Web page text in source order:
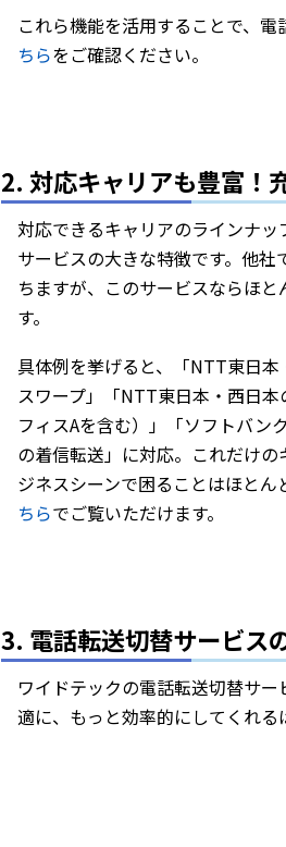
これら機能を活用することで、
ちらをご確認ください。
2. 対応キャリアも豊富！
対応できるキャリアのラインナ
サービスの大きな特徴です。他
ちますが、このサービスならほ
す。
具体例を挙げると、「NTT東日
スワープ」「NTT東日本・西日
フィスAを含む）」「ソフトバン
の着信転送」に対応。これだけ
ジネスシーンで困ることはほとん
ちらでご覧いただけます。
3. 電話転送切替サービス
ワイドテックの電話転送切替サ
適に、もっと効率的にしてくれる